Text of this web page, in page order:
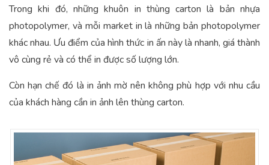
Trong khi đó, những khuôn in thùng carton là bản nhựa
photopolymer, và mỗi market in là những bản photopolymer
khác nhau. Ưu điểm của hình thức in ấn này là nhanh, giá thành
vô cùng rẻ và có thể in được số lượng lớn.
Còn hạn chế đó là in ảnh mờ nên không phù hợp với nhu cầu
của khách hàng cần in ảnh lên thùng carton.